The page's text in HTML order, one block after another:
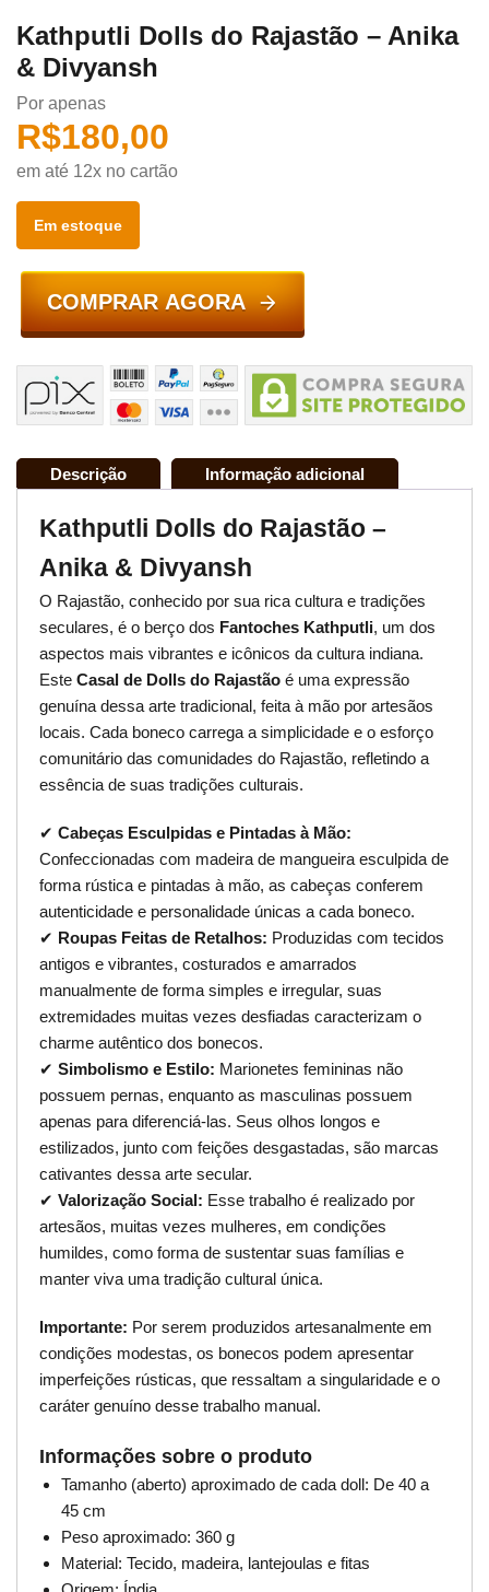
Kathputli Dolls do Rajastão – Anika
& Divyansh
Por apenas
R$180,00
em até 12x no cartão
Em estoque
COMPRAR AGORA
Descrição Informação adicional
Kathputli Dolls do Rajastão –
Anika & Divyansh
O Rajastão, conhecido por sua rica cultura e tradições
seculares, é o berço dos Fantoches Kathputli, um dos
aspectos mais vibrantes e icônicos da cultura indiana.
Este Casal de Dolls do Rajastão é uma expressão
genuína dessa arte tradicional, feita à mão por artesãos
locais. Cada boneco carrega a simplicidade e o esforço
comunitário das comunidades do Rajastão, refletindo a
essência de suas tradições culturais.
✔ Cabeças Esculpidas e Pintadas à Mão:
Confeccionadas com madeira de mangueira esculpida de
forma rústica e pintadas à mão, as cabeças conferem
autenticidade e personalidade únicas a cada boneco.
✔ Roupas Feitas de Retalhos: Produzidas com tecidos
antigos e vibrantes, costurados e amarrados
manualmente de forma simples e irregular, suas
extremidades muitas vezes desfiadas caracterizam o
charme autêntico dos bonecos.
✔ Simbolismo e Estilo: Marionetes femininas não
possuem pernas, enquanto as masculinas possuem
apenas para diferenciá-las. Seus olhos longos e
estilizados, junto com feições desgastadas, são marcas
cativantes dessa arte secular.
✔ Valorização Social: Esse trabalho é realizado por
artesãos, muitas vezes mulheres, em condições
humildes, como forma de sustentar suas famílias e
manter viva uma tradição cultural única.
Importante: Por serem produzidos artesanalmente em
condições modestas, os bonecos podem apresentar
imperfeições rústicas, que ressaltam a singularidade e o
caráter genuíno desse trabalho manual.
Informações sobre o produto
Tamanho (aberto) aproximado de cada doll: De 40 a
45 cm
Peso aproximado: 360 g
Material: Tecido, madeira, lantejoulas e fitas